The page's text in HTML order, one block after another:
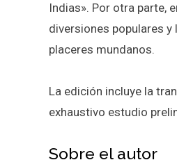
Indias». Por otra parte,
diversiones populares
placeres mundanos.
La edición incluye la
exhaustivo estudio
Sobre el autor